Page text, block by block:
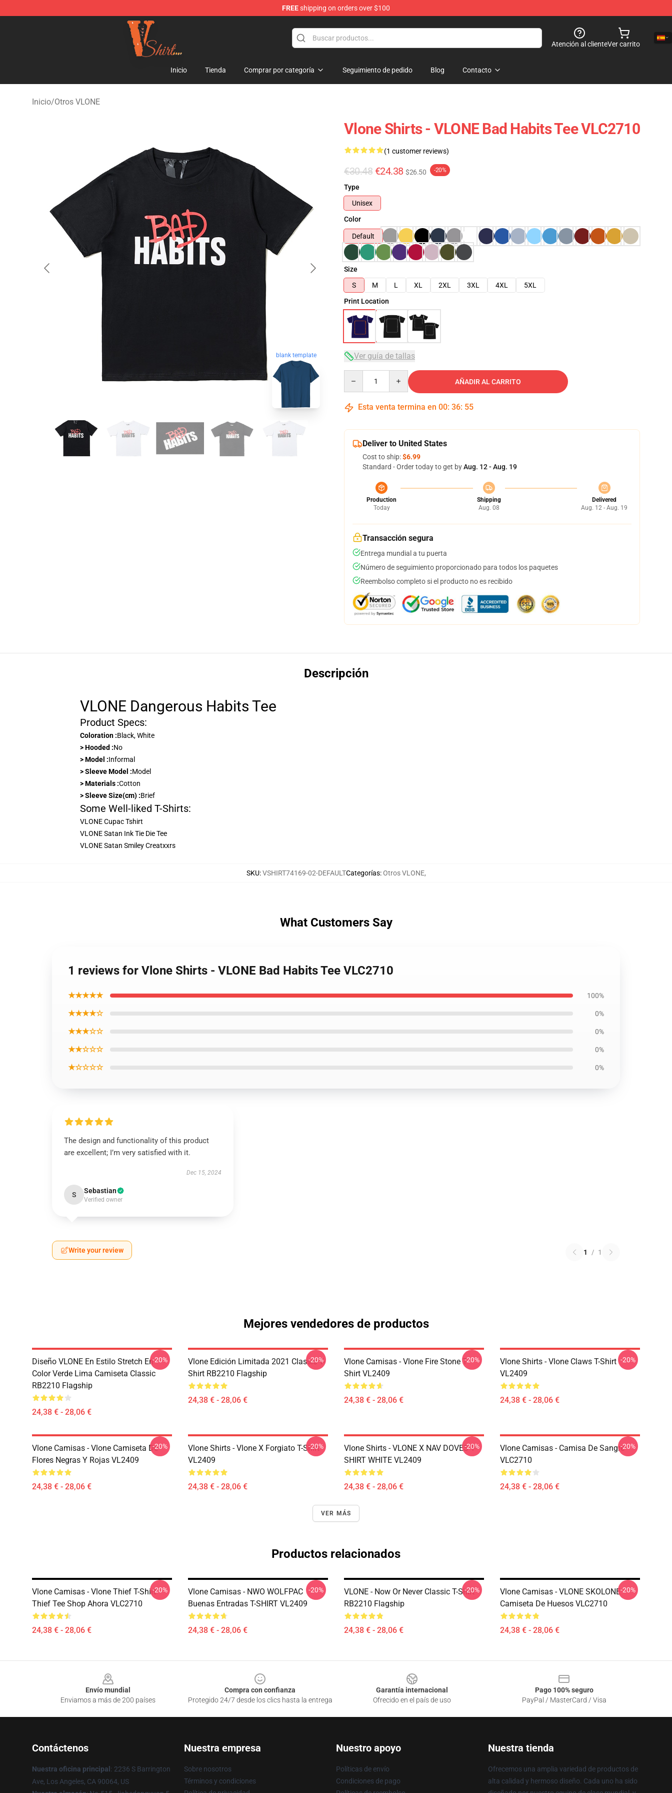
FREEshipping on orders over $100
Vlone Shirt Store - Official Vlone Shirt Shop
Atención al clienteVer carrito
Inicio Tienda Comprar por categoría Seguimiento de pedido Blog Contacto
Inicio/Otros VLONE
blank template
Vlone Shirts - VLONE Bad Habits Tee VLC2710
(1 customer reviews)
€30.48 €24.38 $26.50 -20%
Type
Unisex
Color
Default
Size
S
M L XL 2XL 3XL 4XL
5XL
Print Location
Ver guía de tallas
AÑADIR AL CARRITO
Esta venta termina en 00: 36: 54
Deliver to United States
Cost to ship:$6.99
Standard - Order today to get byAug. 12 - Aug. 19
Production
Today
Shipping
Aug. 08
Delivered
Aug. 12 - Aug. 19
Transacción segura
Entrega mundial a tu puerta
Número de seguimiento proporcionado para todos los paquetes
Reembolso completo si el producto no es recibido
Descripción
VLONE Dangerous Habits Tee
Product Specs:
Coloration :Black, White
> Hooded :No
> Model :Informal
> Sleeve Model :Model
> Materials :Cotton
> Sleeve Size(cm) :Brief
Some Well-liked T-Shirts:
VLONE Cupac Tshirt
VLONE Satan Ink Tie Die Tee
VLONE Satan Smiley Creatxxrs
SKU:VSHIRT74169-02-DEFAULTCategorías:Otros VLONE,
What Customers Say
1 reviews for Vlone Shirts - VLONE Bad Habits Tee VLC2710
★★★★★ 100%
★★★★☆ 0%
★★★☆☆ 0%
★★☆☆☆ 0%
★☆☆☆☆ 0%
The design and functionality of this product
are excellent; I’m very satisfied with it.
Dec 15, 2024
S Sebastian
Verified owner
Write your review 1 / 1
Mejores vendedores de productos
Diseño VLONE En Estilo Stretch En
Color Verde Lima Camiseta Classic
RB2210 Flagship
24,38 € - 28,06 €
-20%
Vlone Edición Limitada 2021 Classic T-
Shirt RB2210 Flagship
24,38 € - 28,06 €
-20%
Vlone Camisas - Vlone Fire Stone T-
Shirt VL2409
24,38 € - 28,06 €
-20%
Vlone Shirts - Vlone Claws T-Shirt
VL2409
24,38 € - 28,06 €
-20%
Vlone Camisas - Vlone Camiseta De
Flores Negras Y Rojas VL2409
24,38 € - 28,06 €
-20%
Vlone Shirts - Vlone X Forgiato T-Shirt
VL2409
24,38 € - 28,06 €
-20%
Vlone Shirts - VLONE X NAV DOVES T-
SHIRT WHITE VL2409
24,38 € - 28,06 €
-20%
Vlone Camisas - Camisa De Sangre
VLC2710
24,38 € - 28,06 €
-20%
VER MÁS
Productos relacionados
Vlone Camisas - Vlone Thief T-Shirt
Thief Tee Shop Ahora VLC2710
24,38 € - 28,06 €
-20%
Vlone Camisas - NWO WOLFPAC
Buenas Entradas T-SHIRT VL2409
24,38 € - 28,06 €
-20%
VLONE - Now Or Never Classic T-Shirt
RB2210 Flagship
24,38 € - 28,06 €
-20%
Vlone Camisas - VLONE SKOLONE
Camiseta De Huesos VLC2710
24,38 € - 28,06 €
-20%
Envío mundial
Enviamos a más de 200 países
Compra con confianza
Protegido 24/7 desde los clics hasta la entrega
Garantía internacional
Ofrecido en el país de uso
Pago 100% seguro
PayPal / MasterCard / Visa
Contáctenos
Nuestra oficina principal : 2236 S Barrington
Ave, Los Angeles, CA 90064, US
Nuestra empresa
Sobre nosotros
Términos y condiciones
Nuestro apoyo
Políticas de envío
Condiciones de pago
Nuestra tienda
Ofrecemos una amplia variedad de productos de
alta calidad y hermoso diseño. Cada uno ha sido